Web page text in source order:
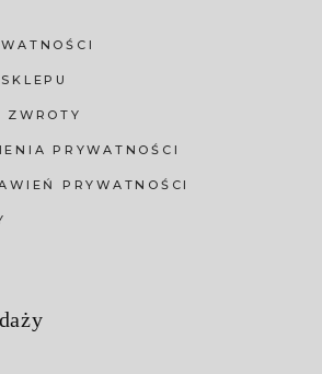
ZWROTY
PRYWATNOŚCI
PRYWATNOŚCI